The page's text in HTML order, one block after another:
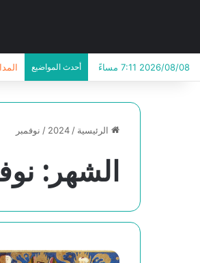
2026/08/08 7:11 مساءً أحدث المواضيع
الرئيسية /
2024
/ نوفمبر
الشهر: